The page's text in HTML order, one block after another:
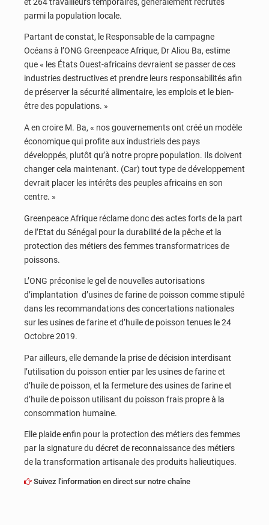
parmi la population locale.
Partant de constat, le Responsable de la campagne
Océans à l’ONG Greenpeace Afrique, Dr Aliou Ba, estime
que « les États Ouest-africains devraient se passer de ces
industries destructives et prendre leurs responsabilités afin
de préserver la sécurité alimentaire, les emplois et le bien-
être des populations. »
A en croire M. Ba, « nos gouvernements ont créé un modèle
économique qui profite aux industriels des pays
développés, plutôt qu’à notre propre population. Ils doivent
changer cela maintenant. (Car) tout type de développement
devrait placer les intérêts des peuples africains en son
centre. »
Greenpeace Afrique réclame donc des actes forts de la part
de l’Etat du Sénégal pour la durabilité de la pêche et la
protection des métiers des femmes transformatrices de
poissons.
L’ONG préconise le gel de nouvelles autorisations
d’implantation d’usines de farine de poisson comme stipulé
dans les recommandations des concertations nationales
sur les usines de farine et d’huile de poisson tenues le 24
Octobre 2019.
Par ailleurs, elle demande la prise de décision interdisant
l’utilisation du poisson entier par les usines de farine et
d’huile de poisson, et la fermeture des usines de farine et
d’huile de poisson utilisant du poisson frais propre à la
consommation humaine.
Elle plaide enfin pour la protection des métiers des femmes
par la signature du décret de reconnaissance des métiers
de la transformation artisanale des produits halieutiques.
Suivez l'information en direct sur notre chaîne